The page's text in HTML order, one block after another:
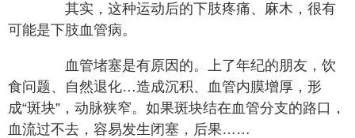
其实，这种运动后的下肢疼痛、麻木，很有
可能是下肢血管病。
血管堵塞是有原因的。上了年纪的朋友，饮
食问题、自然退化…造成沉积、血管内膜增厚，形
成“斑块”，动脉狭窄。如果斑块结在血管分支的路口，
血流过不去，容易发生闭塞，后果……